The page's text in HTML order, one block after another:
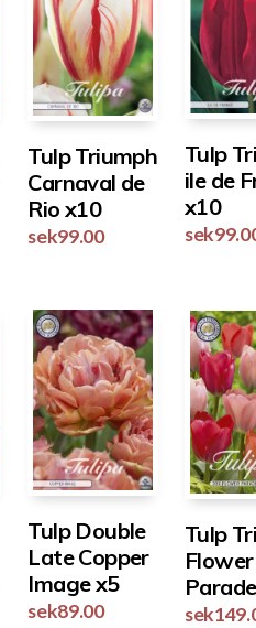
Tulp Triumph
Carnaval de
Rio x10
sek99.00
Tulp
ile de
x10
sek
Tulp Double
Late Copper
Image x5
sek89.00
Tulp
Flower
sek